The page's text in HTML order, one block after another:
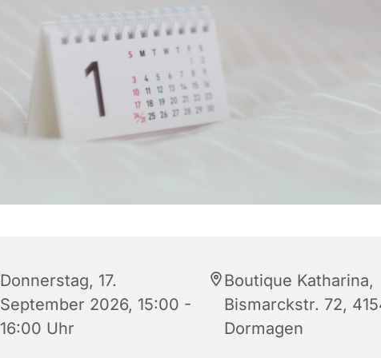
Donnerstag, 17.
September 2026, 15:00 -
16:00 Uhr
Boutique Katharina,
Bismarckstr. 72,
Dormagen